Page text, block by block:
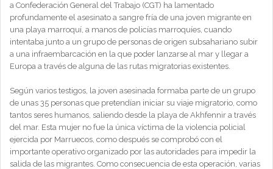
a Confederación General del Trabajo (CGT) ha lamentado
profundamente el asesinato a sangre fría de una joven migrante en
una playa marroquí, a manos de policías marroquíes, cuando
intentaba junto a un grupo de personas de origen subsahariano subir
a una infraembarcación en la que poder lanzarse al mar y llegar a
Europa a través de alguna de las rutas migratorias existentes.
Según varios testigos, la joven asesinada formaba parte de un grupo
de unas 35 personas que pretendían iniciar su viaje migratorio, como
tantos seres humanos, saliendo desde la playa de Akhfennir a través
del mar. Esta mujer no fue la única víctima de la violencia policial
ejercida por Marruecos, como después se comprobó con el
importante operativo organizado por las autoridades para impedir la
salida de las migrantes. Como consecuencia de esta operación, varias